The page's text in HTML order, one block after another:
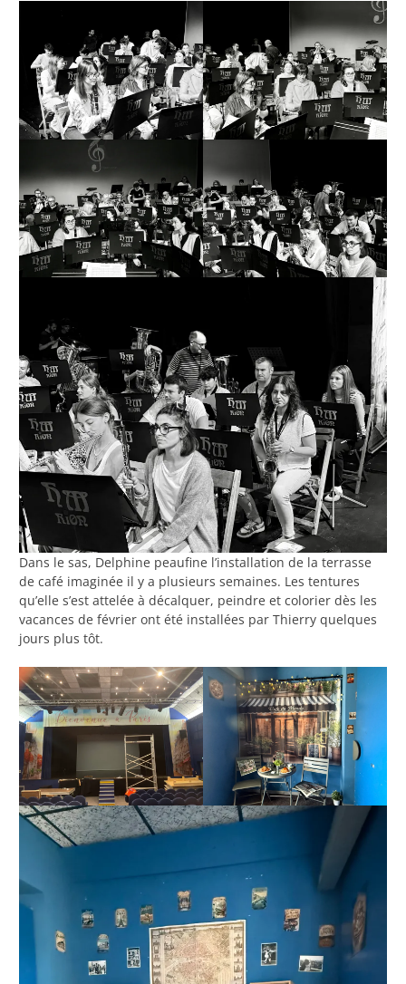
Dans le sas, Delphine peaufine l’installation de la terrasse
de café imaginée il y a plusieurs semaines. Les tentures
qu’elle s’est attelée à décalquer, peindre et colorier dès les
vacances de février ont été installées par Thierry quelques
jours plus tôt.